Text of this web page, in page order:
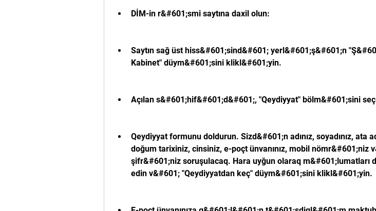
DİM-in r&#601;smi saytına daxil olun:
Saytın sağ üst hiss&#601;sind&#601; yerl&#601;ş&#601;n
Kabinet" düym&#601;sini klikl&#601;yin.
Açılan s&#601;hif&#601;d&#601;, "Qeydiyyat" bölm&#601;sini
Qeydiyyat formunu doldurun. Sizd&#601;n adınız, soyadınız, ata
doğum tarixiniz, cinsiniz, e-poçt ünvanınız, mobil nömr&#601;niz
şifr&#601;niz soruşulacaq. Hara uyğun olaraq m&#601;lumatları
edin v&#601; "Qeydiyyatdan keç" düym&#601;sini klikl&#601;yin.